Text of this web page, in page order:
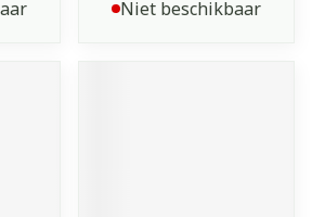
Niet beschikbaar